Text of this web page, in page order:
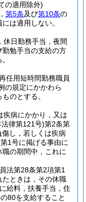
の適用除外)
第5条及び第10条の
は適用しない。
休日勤務手当，夜間
勉手当の支給の方
任用短時間勤務職員
の規定にかかわら
のとする。
疾病にかかり，又は
律第121号)第2条第
傷し，若しくは疾病
1号に掲げる事由に
の期間中，これに
法第28条第2項第1
ときは，その休職
給料，扶養手当，住
80を支給すること